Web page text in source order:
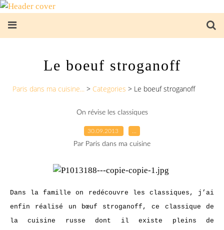
Le boeuf stroganoff
Paris dans ma cuisine... > Categories > Le boeuf stroganoff
On révise les classiques
30.09.2013
Par Paris dans ma cuisine
Dans la famille on redécouvre les classiques, j’ai
enfin réalisé un bœuf stroganoff, ce classique de
la cuisine russe dont il existe pleins de